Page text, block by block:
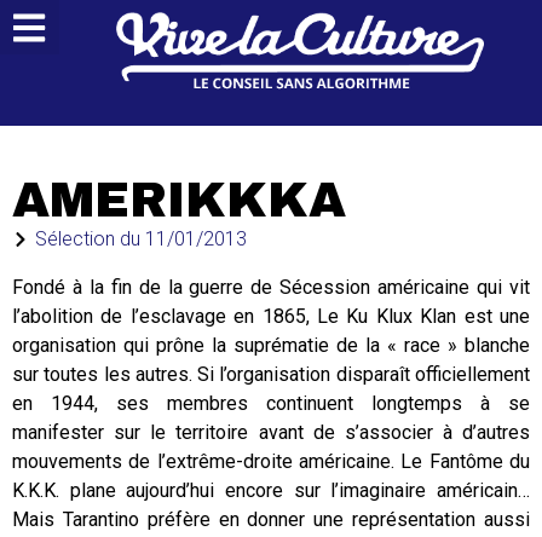
AMERIKKKA
Sélection du 11/01/2013
Fondé à la fin de la guerre de Sécession américaine qui vit
l’abolition de l’esclavage en 1865, Le Ku Klux Klan est une
organisation qui prône la suprématie de la « race » blanche
sur toutes les autres. Si l’organisation disparaît officiellement
en 1944, ses membres continuent longtemps à se
manifester sur le territoire avant de s’associer à d’autres
mouvements de l’extrême-droite américaine. Le Fantôme du
K.K.K. plane aujourd’hui encore sur l’imaginaire américain…
Mais Tarantino préfère en donner une représentation aussi